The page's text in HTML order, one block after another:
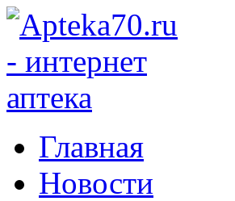
Главная
Новости